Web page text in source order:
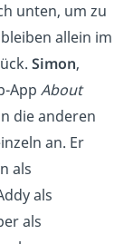
unten, um zu
allein im
Simon,
AppAbout
die anderen
an. Er
als
als
als